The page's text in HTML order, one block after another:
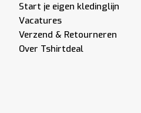
Start je eigen kledinglijn
Vacatures
Verzend & Retourneren
Over Tshirtdeal